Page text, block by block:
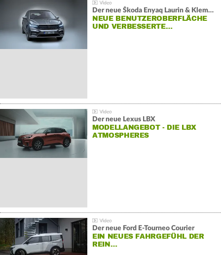
Der neue Škoda Enyaq Laurin & Klement
NEUE BENUTZEROBERFLÄCHE
UND VERBESSERTE…
Der neue Lexus LBX
MODELLANGEBOT - DIE LBX
ATMOSPHERES
Der neue Ford E-Tourneo Courier
EIN NEUES FAHRGEFÜHL DER
REIN…